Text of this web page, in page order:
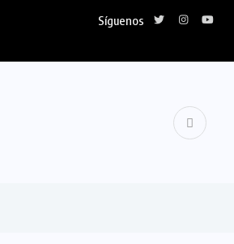
Síguenos